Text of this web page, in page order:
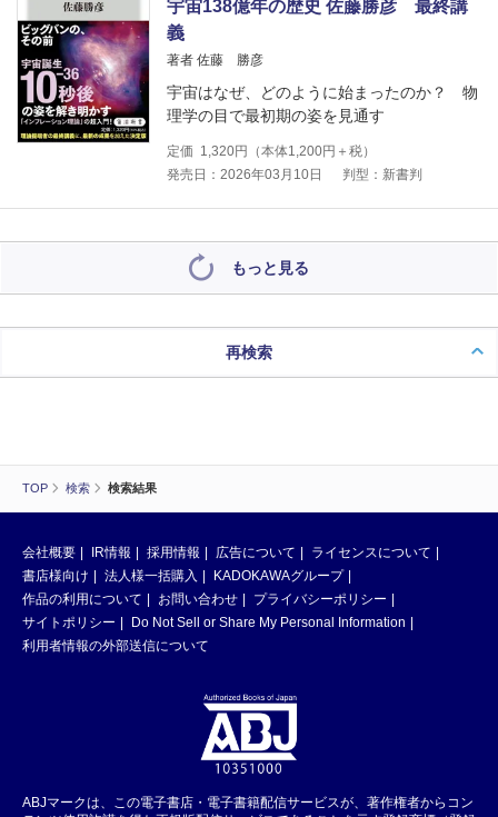
TOP 検索 検索結果
宇宙138億年の歴史 佐藤勝彦 最終講
義
著者 佐藤 勝彦
宇宙はなぜ、どのように始まったのか？ 物
理学の目で最初期の姿を見通す
定価 1,320円（本体1,200円＋税）
発売日：2026年03月10日
判型：新書判
もっと見る
再検索
会社概要 IR情報 採用情報 広告について
ライセンスについて
書店様向け
法人様一括購入
KADOKAWAグループ
作品の利用について
お問い合わせ
プライバシーポリシー
サイトポリシー
Do Not Sell or Share My Personal Information
利用者情報の外部送信について
ABJマークは、この電子書店・電子書籍配信サービスが、著作権者からコン